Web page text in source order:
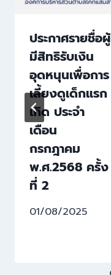
ประกาศรายชื่อผู้
มีสิทธิรับเงิน
อุดหนุนเพื่อการ
เลี้ยงดูเด็กแรก
เกิด ประจำ
เดือน
กรกฎาคม
พ.ศ.2568 ครั้ง
ที่ 2
01/08/2025